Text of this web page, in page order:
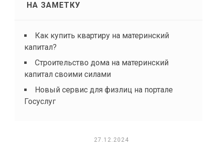
НА ЗАМЕТКУ
Как купить квартиру на материнский
капитал?
Строительство дома на материнский
капитал своими силами
Новый сервис для физлиц на портале
Госуслуг
27.12.2024